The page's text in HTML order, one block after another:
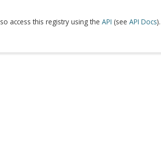
access this registry using the API (see API Docs).